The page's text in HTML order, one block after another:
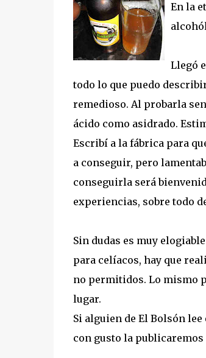
En la
Llegó
todo lo que puedo
remedioso. Al probarla
ácido como asidrado.
Escribí a la fábrica para
a conseguir, pero
conseguirla será
experiencias, sobre todo
Sin dudas es muy
para celíacos, hay que
no permitidos. Lo mismo
lugar.
Si alguien de El Bolsón
con gusto la